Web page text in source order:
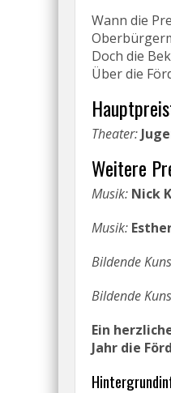
Wann die
Doch die
Über die
Theater:
Weitere
Musik: Nick
Musik:
Bildende
Bildende
Ein
Jahr die